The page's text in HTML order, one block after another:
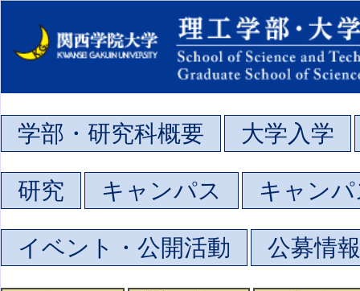
学部・研究科概要 大学入学
研究 キャンパス キャン
イベント・公開活動 公募情報